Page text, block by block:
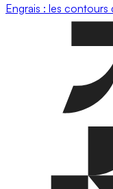
Engrais : les contours